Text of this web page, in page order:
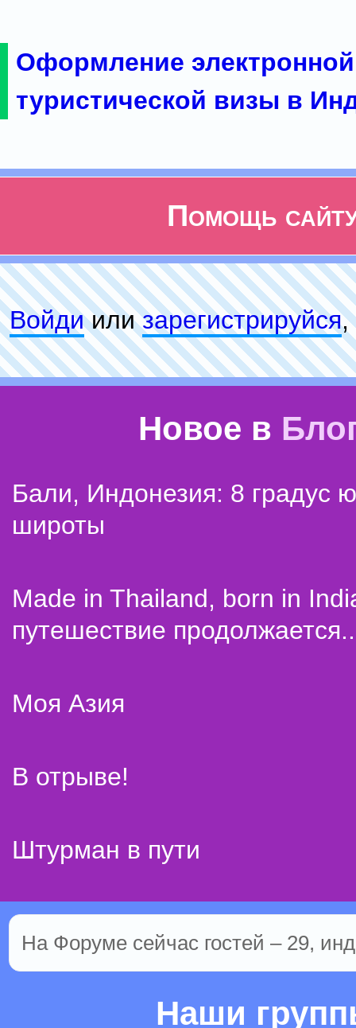
Оформление электронной
туристической визы в
Помощь
Войдиилизарeгиcтpируйся,
Новое в
Бали, Индонезия: 8 градус
широты
Made in Thailand, born in
путешествие
Моя Азия
В отрыве!
Штурман в пути
На Форуме сейчас гостей – 29,
Наши